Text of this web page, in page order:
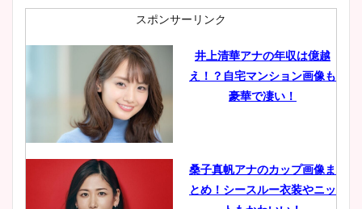
肉も凄い！
鈴木唯の太ってた時の体重が
ヤバすぎww原因や痩せたダ
豊島実季アナのカップ画像ま
スポンサーリンク
井上清華アナの年収は億越
え！？自宅マンション画像も
豪華で凄い！
桑子真帆アナのカップ画像ま
とめ！シースルー衣装やニッ